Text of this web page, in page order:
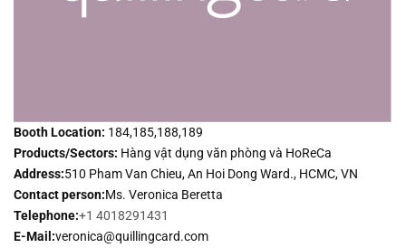
Booth Location: 184,185,188,189
Products/Sectors: Hàng vật dụng văn phòng và HoReCa
Address:510 Pham Van Chieu, An Hoi Dong Ward., HCMC, VN
Contact person:Ms. Veronica Beretta
Telephone:+1 4018291431
E-Mail:veronica@quillingcard.com